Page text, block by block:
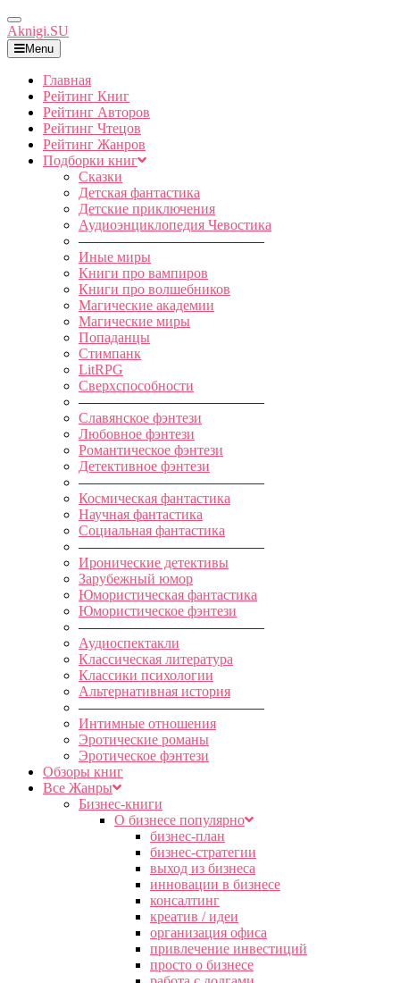
Toggle
Navigation
Aknigi.SU
Menu
Главная
Рейтинг Книг
Рейтинг Авторов
Рейтинг Чтецов
Рейтинг Жанров
Подборки книг
Сказки
Детская фантастика
Детские приключения
Аудиоэнциклопедия Чевостика
—————————————
Иные миры
Книги про вампиров
Книги про волшебников
Магические академии
Магические миры
Попаданцы
Стимпанк
LitRPG
Сверхспособности
—————————————
Славянское фэнтези
Любовное фэнтези
Романтическое фэнтези
Детективное фэнтези
—————————————
Космическая фантастика
Научная фантастика
Социальная фантастика
—————————————
Иронические детективы
Зарубежный юмор
Юмористическая фантастика
Юмористическое фэнтези
—————————————
Аудиоспектакли
Классическая литература
Классики психологии
Альтернативная история
—————————————
Интимные отношения
Эротические романы
Эротическое фэнтези
Обзоры книг
Все Жанры
Бизнес-книги
О бизнесе популярно
бизнес-план
бизнес-стратегии
выход из бизнеса
инновации в бизнесе
консалтинг
креатив / идеи
организация офиса
привлечение инвестиций
просто о бизнесе